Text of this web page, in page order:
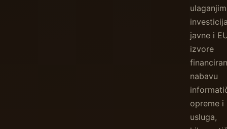
javne i
izvore
nabavu
opreme i
usluga,